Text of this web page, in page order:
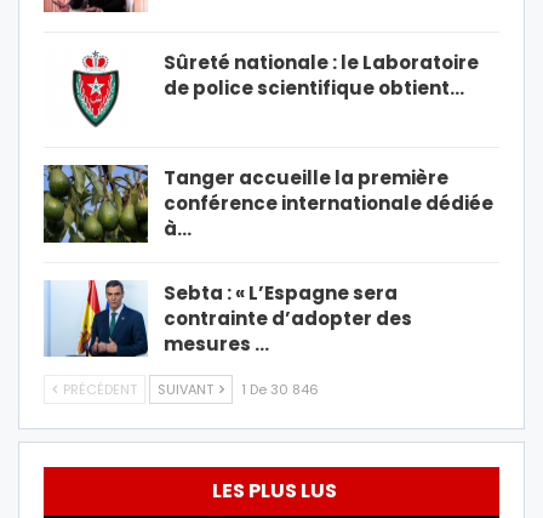
Sûreté nationale : le Laboratoire
de police scientifique obtient…
Tanger accueille la première
conférence internationale dédiée
à…
Sebta : « L’Espagne sera
contrainte d’adopter des
mesures …
PRÉCÉDENT SUIVANT 1 De 30 846
LES PLUS LUS